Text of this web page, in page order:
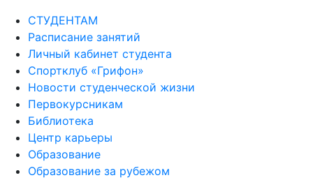
СТУДЕНТАМ
Расписание занятий
Личный кабинет студента
Спортклуб «Грифон»
Новости студенческой жизни
Первокурсникам
Библиотека
Центр карьеры
Образование
Образование за рубежом